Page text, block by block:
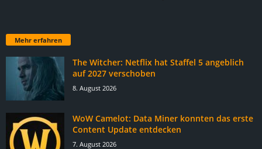
Mehr erfahren
The Witcher: Netflix hat Staffel 5 angeblich
auf 2027 verschoben
8. August 2026
WoW Camelot: Data Miner konnten das erste
Content Update entdecken
7. August 2026